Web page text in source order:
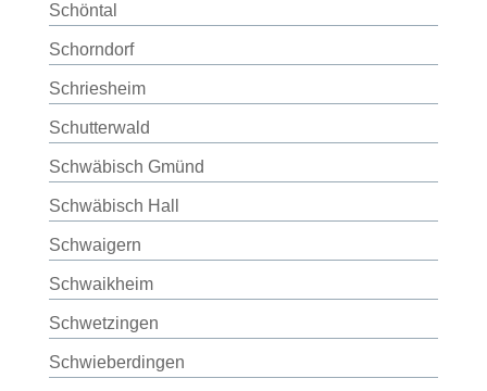
Schöntal
Schorndorf
Schriesheim
Schutterwald
Schwäbisch Gmünd
Schwäbisch Hall
Schwaigern
Schwaikheim
Schwetzingen
Schwieberdingen